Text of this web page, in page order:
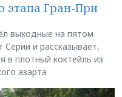
этапа Гран-При
выходные на пятом
и рассказывает,
в плотный коктейль из
азарта